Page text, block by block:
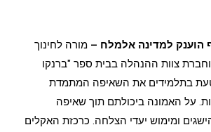
הוענק למדינה אלמלח – מורה לחינוך
וחברת צוות ההנהלה בבית ספר "ברנקו
בתלמידים את השאיפה המתמדת
על האמונה ביכולתם תוך שאיפה
ומימוש יעדי הצלחה. כרכזת האקלים